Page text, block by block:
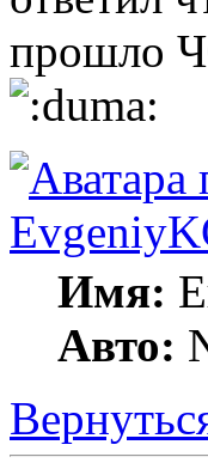
прошло
Имя:
Авто: